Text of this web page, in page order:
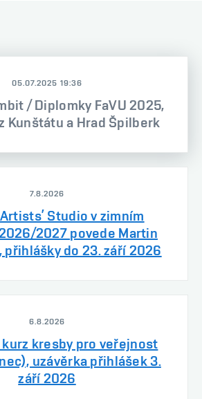
05.07.2025 19:36
/ Diplomky FaVU 2025,
Kunštátu a Hrad Špilberk
7.8.2026
Studio v zimním
2027 povede Martin
přihlášky do 23. září 2026
6.8.2026
kresby pro veřejnost
uzávěrka přihlášek 3.
září 2026